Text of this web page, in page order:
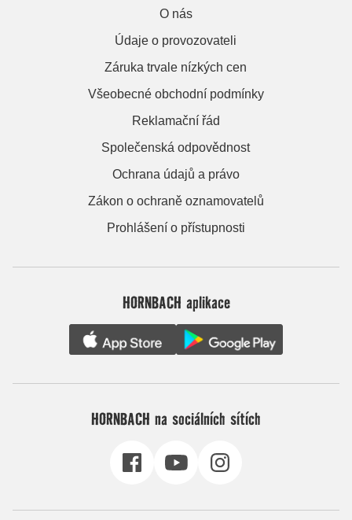
O nás
Údaje o provozovateli
Záruka trvale nízkých cen
Všeobecné obchodní podmínky
Reklamační řád
Společenská odpovědnost
Ochrana údajů a právo
Zákon o ochraně oznamovatelů
Prohlášení o přístupnosti
HORNBACH aplikace
HORNBACH na sociálních sítích